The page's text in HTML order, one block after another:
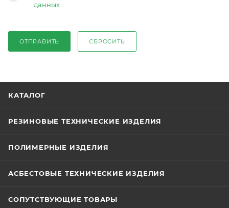
данных
ОТПРАВИТЬ СБРОСИТЬ
КАТАЛОГ
РЕЗИНОВЫЕ ТЕХНИЧЕСКИЕ ИЗДЕЛИЯ
ПОЛИМЕРНЫЕ ИЗДЕЛИЯ
АСБЕСТОВЫЕ ТЕХНИЧЕСКИЕ ИЗДЕЛИЯ
СОПУТСТВУЮЩИЕ ТОВАРЫ